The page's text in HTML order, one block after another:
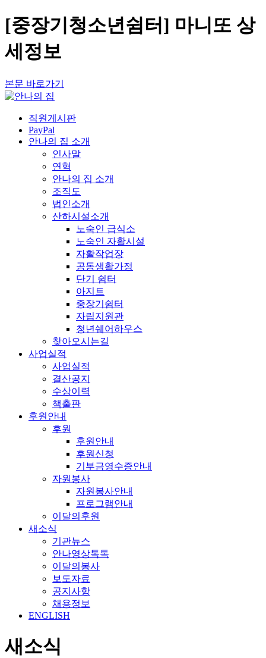
[중장기청소년쉼터] 마니또 상
세정보
본문 바로가기
직원게시판
PayPal
안나의 집 소개
인사말
연혁
안나의 집 소개
조직도
법인소개
산하시설소개
노숙인 급식소
노숙인 자활시설
자활작업장
공동생활가정
단기 쉼터
아지트
중장기쉼터
자립지원관
청년쉐어하우스
찾아오시는길
사업실적
사업실적
결산공지
수상이력
책출판
후원안내
후원
후원안내
후원신청
기부금영수증안내
자원봉사
자원봉사안내
프로그램안내
이달의후원
새소식
기관뉴스
안나영상톡톡
이달의봉사
보도자료
공지사항
채용정보
ENGLISH
새소식